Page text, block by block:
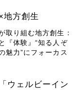
地方創生
取り組む地方創生：
『体験』“知る人ぞ
魅力”にフォーカス
ウェルビーイン